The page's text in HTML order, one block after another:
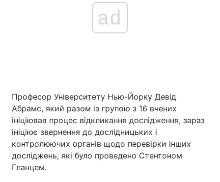
ad
Професор Університету Нью-Йорку Девід
Абрамс, який разом із групою з 16 вчених
ініціював процес відкликання дослідження, зараз
ініціює звернення до дослідницьких і
контролюючих органів щодо перевірки інших
досліджень, які було проведено Стентоном
Гланцем.